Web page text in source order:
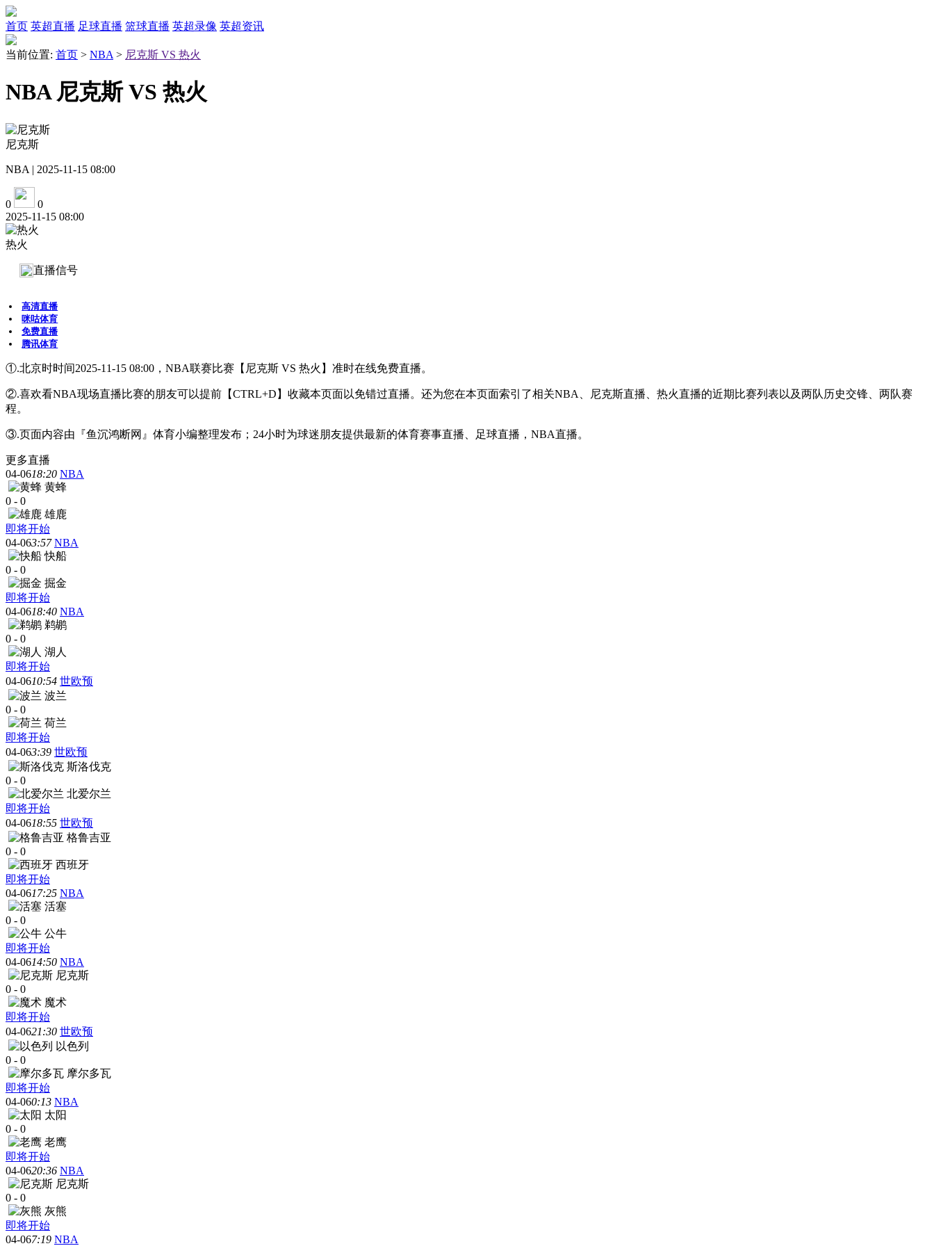
首页 英超直播 足球直播 篮球直播 英超录像 英超资讯
当前位置: 首页 > NBA > 尼克斯 VS 热火
NBA 尼克斯 VS 热火
尼克斯
NBA | 2025-11-15 08:00
0
0
2025-11-15 08:00
热火
直播信号
高清直播
咪咕体育
免费直播
腾讯体育
①.北京时时间2025-11-15 08:00，NBA联赛比赛【尼克斯 VS 热火】准时在线免费直播。
②.喜欢看NBA现场直播比赛的朋友可以提前【CTRL+D】收藏本页面以免错过直播。还为您在本页面索引了相关NBA、尼克斯直播、热火直播的近期比赛列表以及两队历史交锋、两队赛
程。
③.页面内容由『鱼沉鸿断网』体育小编整理发布；24小时为球迷朋友提供最新的体育赛事直播、足球直播，NBA直播。
更多直播
04-0618:20 NBA
黄蜂
0 - 0
雄鹿
即将开始
04-063:57 NBA
快船
0 - 0
掘金
即将开始
04-0618:40 NBA
鹈鹕
0 - 0
湖人
即将开始
04-0610:54 世欧预
波兰
0 - 0
荷兰
即将开始
04-063:39 世欧预
斯洛伐克
0 - 0
北爱尔兰
即将开始
04-0618:55 世欧预
格鲁吉亚
0 - 0
西班牙
即将开始
04-0617:25 NBA
活塞
0 - 0
公牛
即将开始
04-0614:50 NBA
尼克斯
0 - 0
魔术
即将开始
04-0621:30 世欧预
以色列
0 - 0
摩尔多瓦
即将开始
04-060:13 NBA
太阳
0 - 0
老鹰
即将开始
04-0620:36 NBA
尼克斯
0 - 0
灰熊
即将开始
04-067:19 NBA